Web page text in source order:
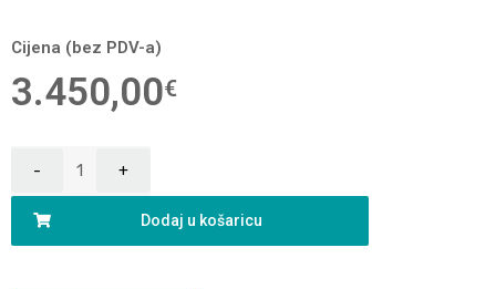
Cijena (bez PDV-a)
3.450,00€
Dodaj u košaricu